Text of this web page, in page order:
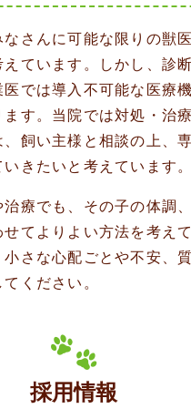
さんに可能な限りの獣
えています。しかし、診
では導入不可能な医療
す。当院では対処・治
飼い主様と相談の上、
きたいと考えています。
療でも、その子の体調
てよりよい方法を考え
さな心配ごとや不安、
ください。
採用情報